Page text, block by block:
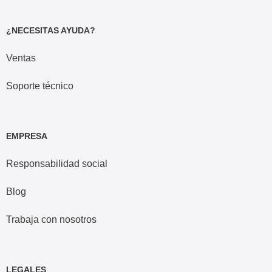
¿NECESITAS AYUDA?
Ventas
Soporte técnico
EMPRESA
Responsabilidad social
Blog
Trabaja con nosotros
LEGALES